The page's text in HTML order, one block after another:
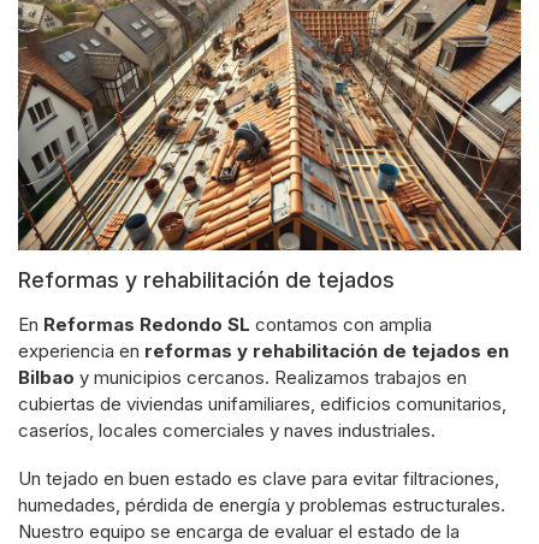
Reformas y rehabilitación de tejados
En Reformas Redondo SL contamos con amplia
experiencia en reformas y rehabilitación de tejados en
Bilbao y municipios cercanos. Realizamos trabajos en
cubiertas de viviendas unifamiliares, edificios comunitarios,
caseríos, locales comerciales y naves industriales.
Un tejado en buen estado es clave para evitar filtraciones,
humedades, pérdida de energía y problemas estructurales.
Nuestro equipo se encarga de evaluar el estado de la